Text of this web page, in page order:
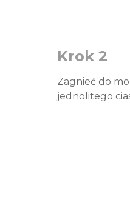
Krok 2
Zagnieć do
jednolitego